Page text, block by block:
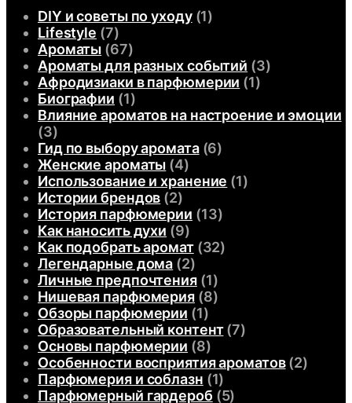
DIY и советы по уходу(1)
Lifestyle (7)
Ароматы (67)
Ароматы для разных событий (3)
Афродизиаки в парфюмерии (1)
Биографии (1)
Влияние ароматов на настроение и эмоции
(3)
Гид по выбору аромата(6)
Женские ароматы (4)
Использование и хранение (1)
Истории брендов (2)
История парфюмерии (13)
Как наносить духи (9)
Как подобрать аромат(32)
Легендарные дома (2)
Личные предпочтения(1)
Нишевая парфюмерия(8)
Обзоры парфюмерии (1)
Образовательный контент(7)
Основы парфюмерии (8)
Особенности восприятия ароматов(2)
Парфюмерия и соблазн (1)
Парфюмерный гардероб (5)